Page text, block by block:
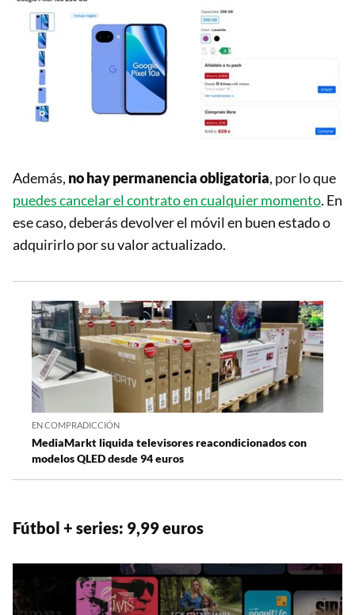
Además, no hay permanencia obligatoria, por lo que
puedes cancelar el contrato en cualquier momento. En
ese caso, deberás devolver el móvil en buen estado o
adquirirlo por su valor actualizado.
EN COMPRADICCIÓN
MediaMarkt liquida televisores reacondicionados con
modelos QLED desde 94 euros
Fútbol + series: 9,99 euros